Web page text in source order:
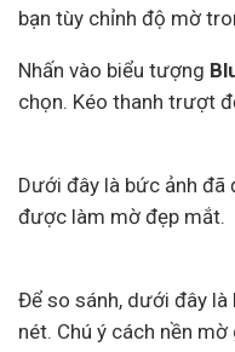
bạn tùy chỉnh độ mờ
Nhấn vào biểu tượng
chọn. Kéo thanh trượt
Dưới đây là bức ảnh
được làm mờ đẹp mắt.
Để so sánh, dưới đây
nét. Chú ý cách nền